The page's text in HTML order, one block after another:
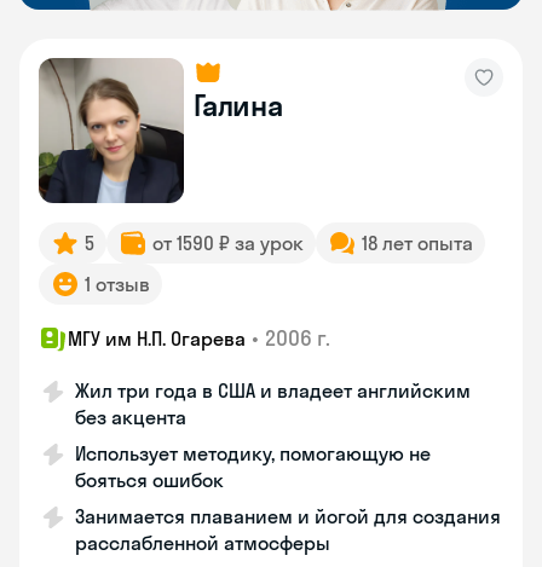
Галина
5 от 1590 ₽ за урок
18 лет опыта
1 отзыв
МГУ им Н.П. Огарева • 2006 г.
Жил три года в США и владеет английским
без акцента
Использует методику, помогающую не
бояться ошибок
Занимается плаванием и йогой для создания
расслабленной атмосферы